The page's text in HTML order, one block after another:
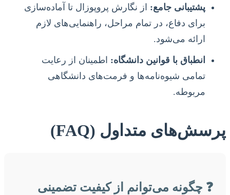
پشتیبانی جامع: از نگارش پروپوزال تا آماده‌سازی
برای دفاع، در تمام مراحل، راهنمایی‌های لازم
ارائه می‌شود.
انطباق با قوانین دانشگاه: اطمینان از رعایت
تمامی شیوه‌نامه‌ها و فرمت‌های دانشگاهی
مربوطه.
پرسش‌های متداول (FAQ)
❓ چگونه می‌توانم از کیفیت تضمینی